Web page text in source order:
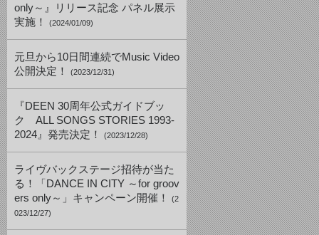
only～』リリース記念 パネル展示
実施！
(2024/01/09)
元旦から10日間連続でMusic Video
公開決定！
(2023/12/31)
『DEEN 30周年公式ガイドブッ
ク ALL SONGS STORIES 1993-
2024』発売決定！
(2023/12/28)
ライヴバックステージ招待が当た
る！「DANCE IN CITY ～for groov
ers only～」キャンペーン開催！
(2
023/12/27)